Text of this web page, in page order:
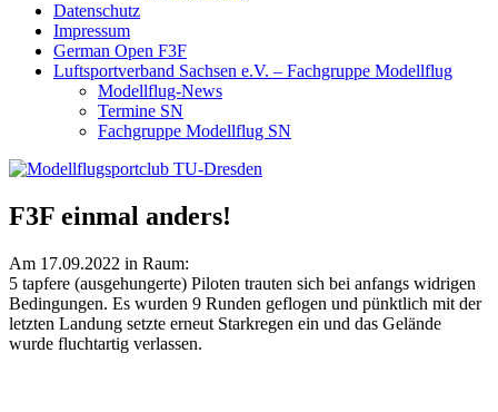
Datenschutz
Impressum
German Open F3F
Luftsportverband Sachsen e.V. – Fachgruppe Modellflug
Modellflug-News
Termine SN
Fachgruppe Modellflug SN
F3F einmal anders!
Am 17.09.2022 in Raum:
5 tapfere (ausgehungerte) Piloten trauten sich bei anfangs widrigen
Bedingungen. Es wurden 9 Runden geflogen und pünktlich mit der
letzten Landung setzte erneut Starkregen ein und das Gelände
wurde fluchtartig verlassen.